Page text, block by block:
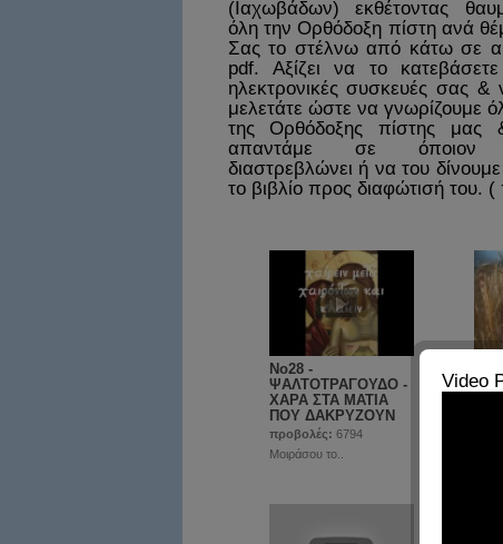
(Ιαχωβάδων) εκθέτοντας
όλη την Ορθόδοξη πίστη ανά
Σας το στέλνω από κάτω σε
pdf. Αξίζει να το κατεβάσετε
ηλεκτρονικές συσκευές σας &
μελετάτε ώστε να γνωρίζουμε
της Ορθόδοξης πίστης μας
απαντάμε σε όποιον
διαστρεβλώνει ή να του
το βιβλίο προς διαφώτισή του.
Νο28 -
ΨΑΛΤΟΤΡΑΓΟΥΔΟ -
ΧΑΡΑ ΣΤΑ ΜΑΤΙΑ
ΠΟΥ ΔΑΚΡΥΖΟΥΝ
προβολές: 6794
Μοιράσου το..
Video